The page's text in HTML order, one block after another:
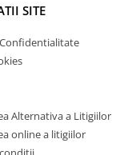
SITE
Alternativa a Litigiilor
online a litigiilor